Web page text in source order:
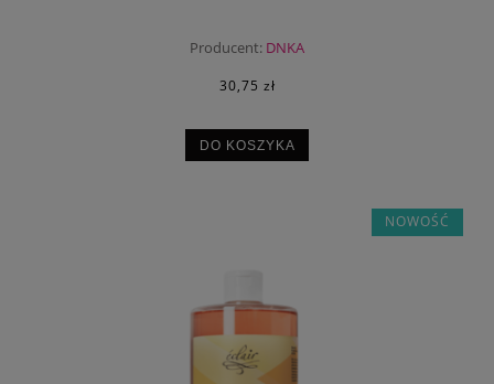
Producent: DNKA
30,75 zł
DO KOSZYKA
NOWOŚĆ